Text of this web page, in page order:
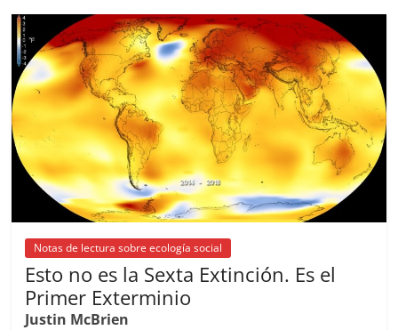
b
o
o
k
A
p
p
at d
s
ar
tir
Notas de lectura sobre ecología social
Esto no es la Sexta Extinción. Es el
Primer Exterminio
Justin McBrien